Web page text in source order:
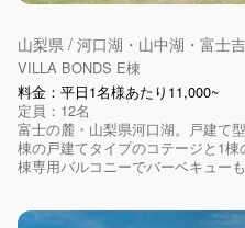
山梨県 / 河口湖・山中湖・富士
VILLA BONDS E棟
料金：平日1名様あたり11,000~
定員：12名
富士の麓・山梨県河口湖。戸建て
棟の戸建てタイプのコテージと1
棟専用バルコニーでバーベキュー